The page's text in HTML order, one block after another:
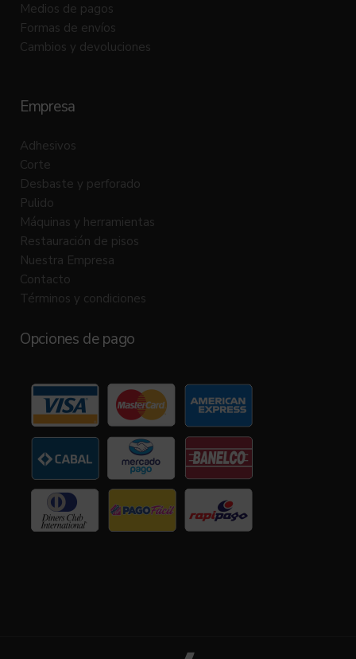
Medios de pagos
Formas de envíos
Cambios y devoluciones
Empresa
Adhesivos
Corte
Desbaste y perforado
Pulido
Máquinas y herramientas
Restauración de pisos
Nuestra Empresa
Contacto
Términos y condiciones
Opciones de pago